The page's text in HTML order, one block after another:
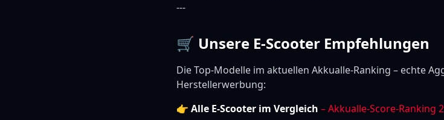
---
🛒 Unsere E-Scooter Empfehlungen
Die Top-Modelle im aktuellen Akkualle-Ranking – echte
Herstellerwerbung:
👉 Alle E-Scooter im Vergleich – Akkualle-Score-Ranking